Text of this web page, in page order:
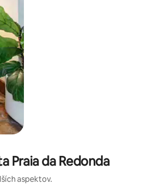
Praia da Redonda
aspektov.